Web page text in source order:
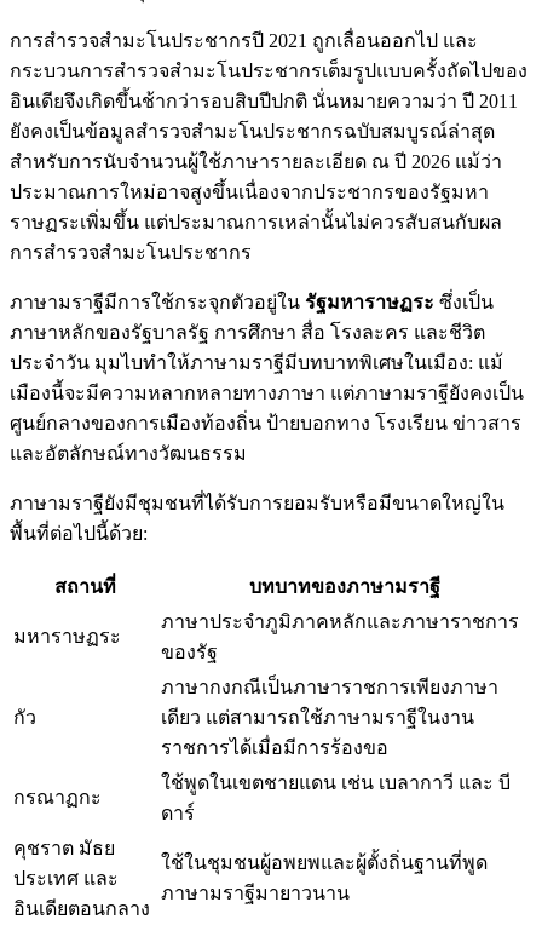
การสำรวจสำมะโนประชากรปี 2021 ถูกเลื่อนออกไป และ
กระบวนการสำรวจสำมะโนประชากรเต็มรูปแบบครั้งถัดไปของ
อินเดียจึงเกิดขึ้นช้ากว่ารอบสิบปีปกติ นั่นหมายความว่า ปี 2011
ยังคงเป็นข้อมูลสำรวจสำมะโนประชากรฉบับสมบูรณ์ล่าสุด
สำหรับการนับจำนวนผู้ใช้ภาษารายละเอียด ณ ปี 2026 แม้ว่า
ประมาณการใหม่อาจสูงขึ้นเนื่องจากประชากรของรัฐมหา
ราษฏระเพิ่มขึ้น แต่ประมาณการเหล่านั้นไม่ควรสับสนกับผล
การสำรวจสำมะโนประชากร
ภาษามราฐีมีการใช้กระจุกตัวอยู่ใน รัฐมหาราษฏระ ซึ่งเป็น
ภาษาหลักของรัฐบาลรัฐ การศึกษา สื่อ โรงละคร และชีวิต
ประจำวัน มุมไบทำให้ภาษามราฐีมีบทบาทพิเศษในเมือง: แม้
เมืองนี้จะมีความหลากหลายทางภาษา แต่ภาษามราฐียังคงเป็น
ศูนย์กลางของการเมืองท้องถิ่น ป้ายบอกทาง โรงเรียน ข่าวสาร
และอัตลักษณ์ทางวัฒนธรรม
ภาษามราฐียังมีชุมชนที่ได้รับการยอมรับหรือมีขนาดใหญ่ใน
พื้นที่ต่อไปนี้ด้วย:
สถานที่ บทบาทของภาษามราฐี
มหาราษฏระ
ภาษาประจำภูมิภาคหลักและภาษาราชการ
ของรัฐ
กัว
ภาษากงกณีเป็นภาษาราชการเพียงภาษา
เดียว แต่สามารถใช้ภาษามราฐีในงาน
ราชการได้เมื่อมีการร้องขอ
กรณาฏกะ
ใช้พูดในเขตชายแดน เช่น เบลากาวี และ บี
ดาร์
คุชราต มัธย
ประเทศ และ
อินเดียตอนกลาง
ใช้ในชุมชนผู้อพยพและผู้ตั้งถิ่นฐานที่พูด
ภาษามราฐีมายาวนาน